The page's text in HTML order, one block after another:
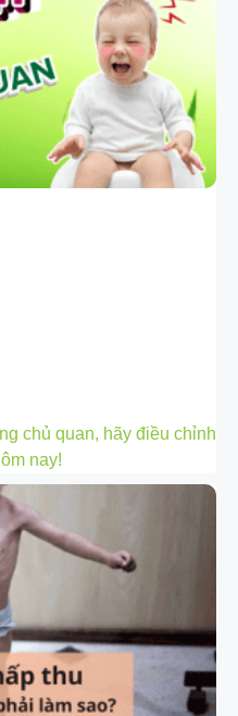
chủ quan, hãy điều chỉnh
nay!